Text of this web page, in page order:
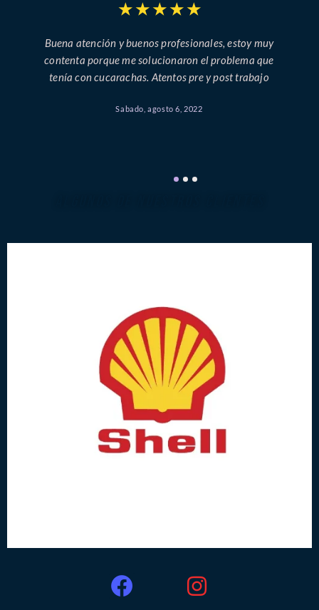
★ ★ ★ ★ ★
Buena atención y buenos profesionales, estoy muy
contenta porque me solucionaron el problema que
tenía con cucarachas. Atentos pre y post trabajo
Sabado, agosto 6, 2022